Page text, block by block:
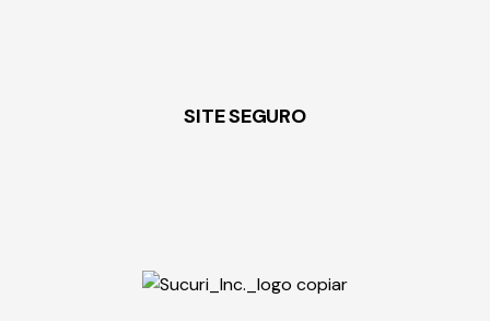
SITE SEGURO